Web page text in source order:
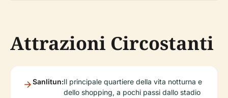
Attrazioni Circostanti
Sanlitun:Il principale quartiere della vita notturna e
dello shopping, a pochi passi dallo stadio